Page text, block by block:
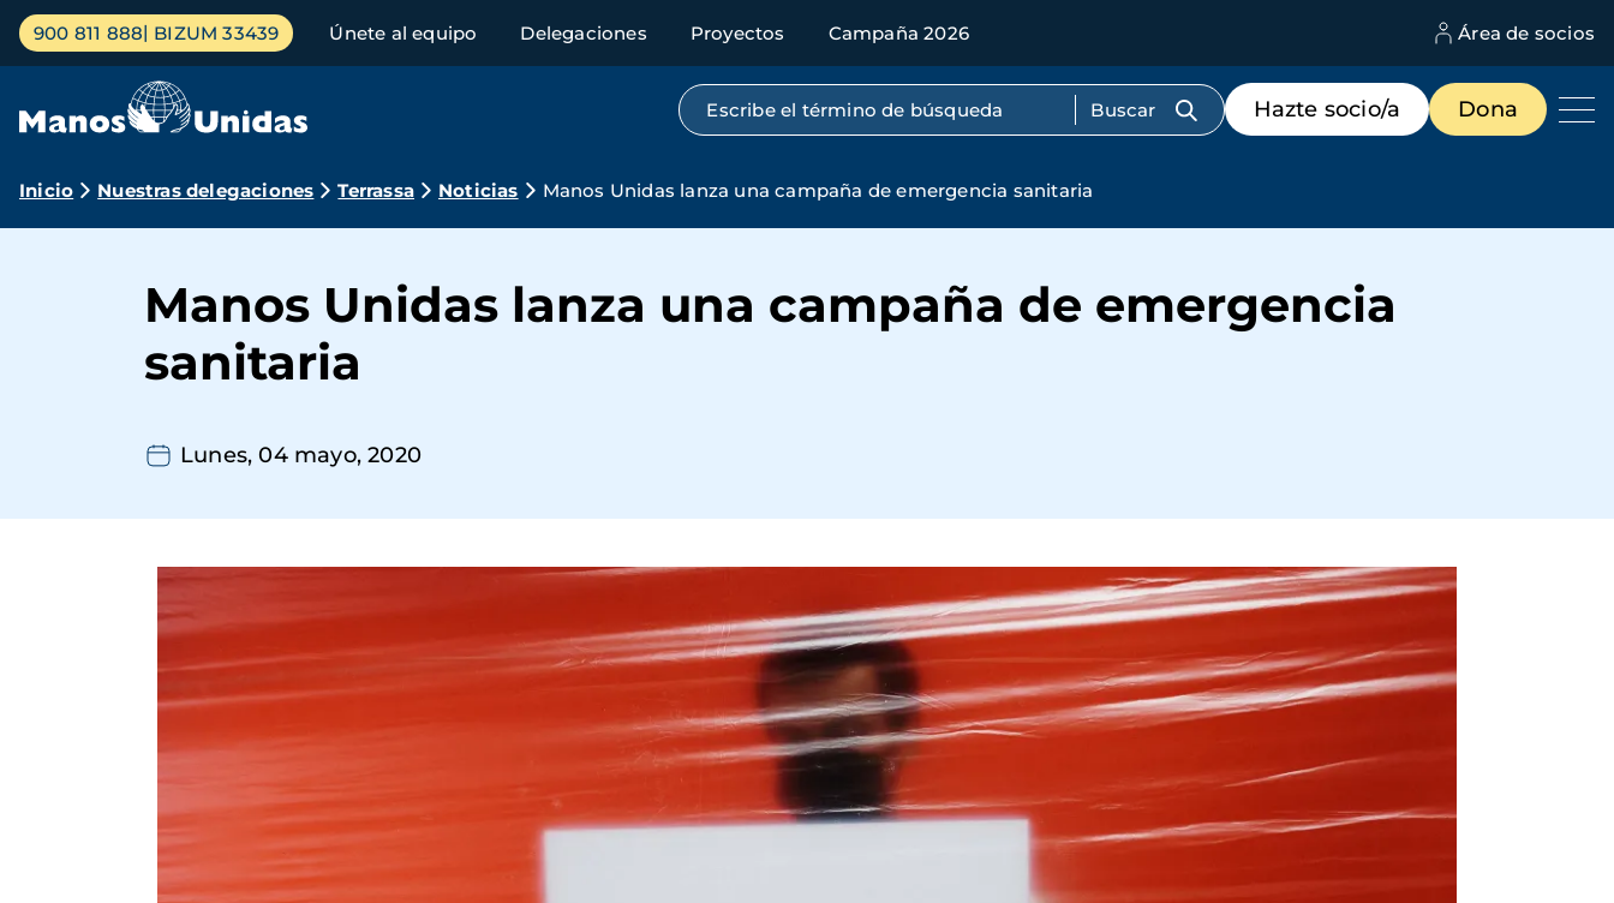
Pasar
contenido
Menú
principal
900 811 888 BIZUM 33439 Únete al equipo Delegaciones Proyectos Campaña 2026 Área de socios
Búsqueda por texto completo
Menú
de
destacados
Hazte socio/a Dona
Ruta
navegación
Inicio Nuestras delegaciones Terrassa Noticias Manos Unidas lanza una campaña de emergencia sanitaria
Manos Unidas lanza una campaña de emergencia
sanitaria
Lunes, 04 mayo, 2020